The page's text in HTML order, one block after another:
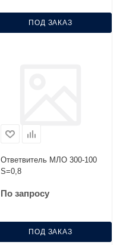
ПОД ЗАКАЗ
Ответвитель МЛО 300-100
S=0,8
По запросу
ПОД ЗАКАЗ